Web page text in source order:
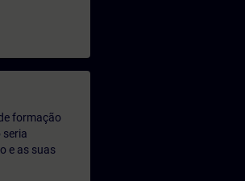
formação
seria
e as suas